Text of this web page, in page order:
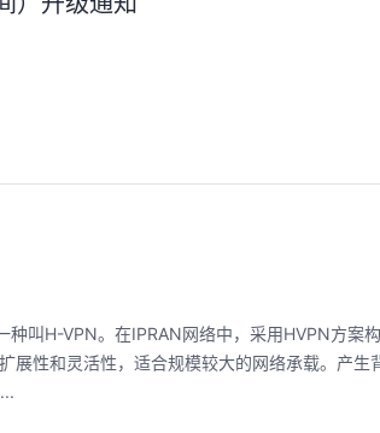
叫H-VPN。在IPRAN网络中，采用HVPN方案
展性和灵活性，适合规模较大的网络承载。产生